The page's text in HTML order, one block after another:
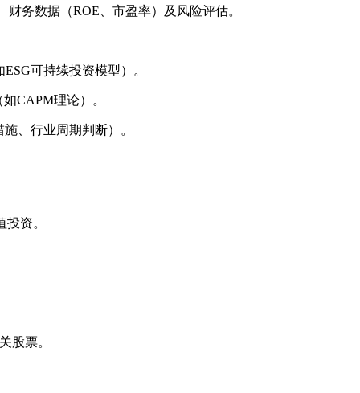
务数据（ROE、市盈率）及风险评估。
可持续投资模型）。
CAPM理论）。
、行业周期判断）。
资。
股票。